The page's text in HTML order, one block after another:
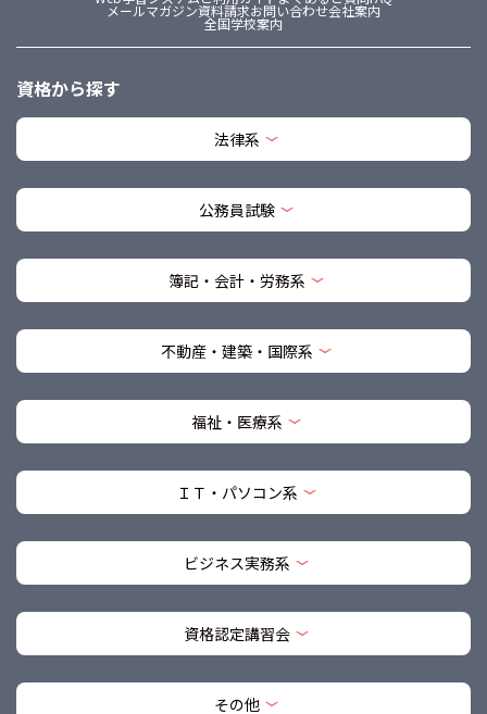
メールマガジン資料請求お問い合わせ会社案内
全国学校案内
資格から探す
法律系
公務員試験
簿記・会計・労務系
不動産・建築・国際系
福祉・医療系
ＩＴ・パソコン系
ビジネス実務系
資格認定講習会
その他